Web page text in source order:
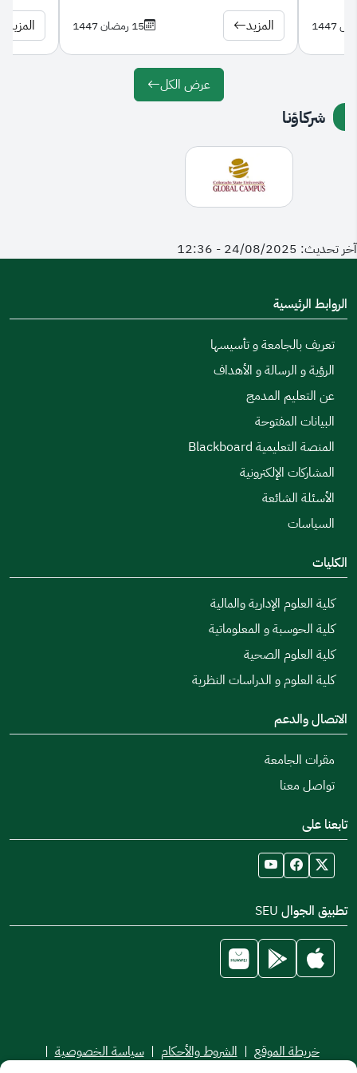
المزيد 15 رمضان 1447 المزيد
عرض الكل
شركاؤنا
آخر تحديث: 24/08/2025 - 12:36
الروابط الرئيسية
تعريف بالجامعة و تأسيسها
الرؤية و الرسالة و الأهداف
عن التعليم المدمج
البيانات المفتوحة
المنصة التعليمية Blackboard
المشاركات الإلكترونية
الأسئلة الشائعة
السياسات
الكليات
كلية العلوم الإدارية والمالية
كلية الحوسبة و المعلوماتية
كلية العلوم الصحية
كلية العلوم و الدراسات النظرية
الاتصال والدعم
مقرات الجامعة
تواصل معنا
تابعنا على
تطبيق الجوال SEU
خريطة الموقع | الشروط والأحكام | سياسة الخصوصية |